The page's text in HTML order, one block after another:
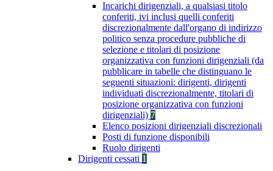
Incarichi dirigenziali, a qualsiasi titolo
conferiti, ivi inclusi quelli conferiti
discrezionalmente dall'organo di indirizzo
politico senza procedure pubbliche di
selezione e titolari di posizione
organizzativa con funzioni dirigenziali (da
pubblicare in tabelle che distinguano le
seguenti situazioni: dirigenti, dirigenti
individuati discrezionalmente, titolari di
posizione organizzativa con funzioni
dirigenziali) 7
Elenco posizioni dirigenziali discrezionali
Posti di funzione disponibili
Ruolo dirigenti
Dirigenti cessati 1